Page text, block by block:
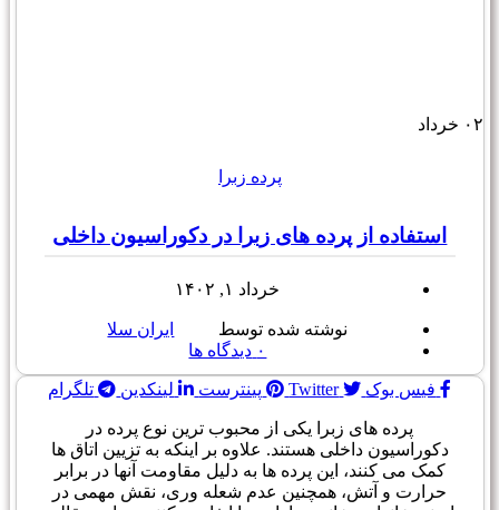
۰۲ خرداد
پرده زبرا
استفاده از پرده های زبرا در دکوراسیون داخلی
خرداد ۱, ۱۴۰۲
نوشته شده توسط
ایران سلا
۰ دیدگاه ها
فیس بوک Twitter پینترست لینکدین تلگرام
پرده های زبرا یکی از محبوب ترین نوع پرده در
دکوراسیون داخلی هستند. علاوه بر اینکه به تزیین اتاق ها
کمک می کنند، این پرده ها به دلیل مقاومت آنها در برابر
حرارت و آتش، همچنین عدم شعله وری، نقش مهمی در